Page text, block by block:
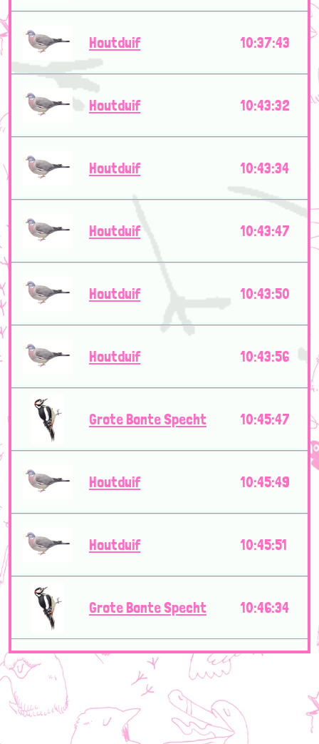
Houtduif 10:37:43
Houtduif 10:43:32
Houtduif 10:43:34
Houtduif 10:43:47
Houtduif 10:43:50
Houtduif 10:43:56
Grote Bonte Specht 10:45:47
Houtduif 10:45:49
Houtduif 10:45:51
Grote Bonte Specht 10:46:34